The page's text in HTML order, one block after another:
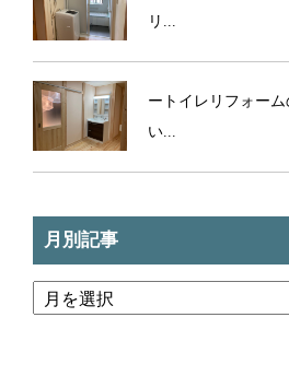
リ...
ートイレリフォー
い...
月別記事